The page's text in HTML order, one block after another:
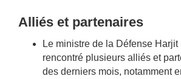
Alliés et partenaires
Le ministre de la Défense Harjit
rencontré plusieurs alliés et
des derniers mois, notamment